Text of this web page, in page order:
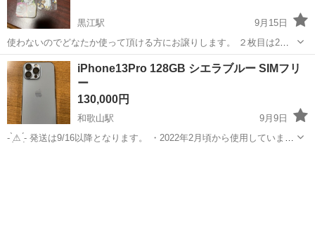
黒江駅
9月15日
使わないのでどなたか使って頂ける方にお譲りします。 ２枚目は2日
使用 ３枚目は未使用品です。 オオクワ紀三井寺店にて受け渡し希望し
ます。 お値下げしました。￥600〜￥500 よろしくお願いいたしま
す。
和歌山 和歌山市
iPhone13Pro 128GB シエラブルー SIMフリ
ー
130,000円
和歌山駅
9月9日
- ̗̀⚠︎ ̖́- 発送は9/16以降となります。 ・2022年2月頃から使用しています